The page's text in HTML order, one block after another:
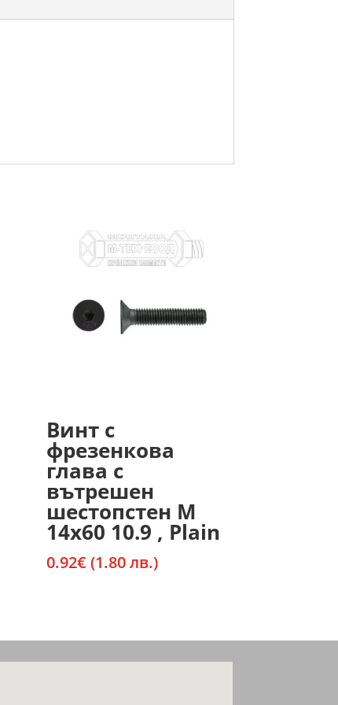
Винт с
фрезенкова
глава с
вътрешен
шестопстен М
14х60 10.9 , Plain
0.92€ (1.80 лв.)